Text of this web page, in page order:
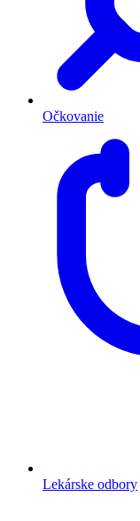
Očkovanie
Lekárske odbory